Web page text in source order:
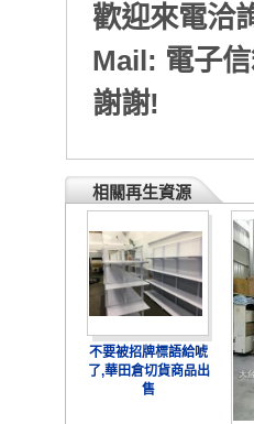
歡迎來電洽
Mail: 電子
謝謝!
相關再生資源
不要被招牌標語給唬
了,華田倉切貨商品出
售